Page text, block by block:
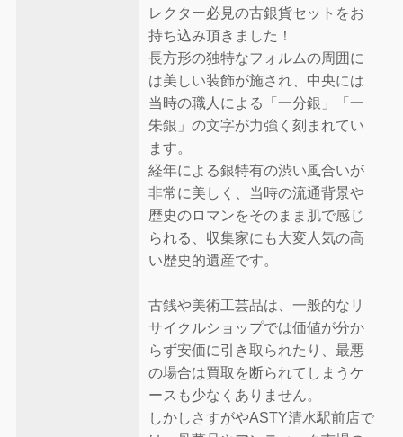
レクター必見の古銀貨セットをお
持ち込み頂きました！
長方形の独特なフォルムの周囲に
は美しい装飾が施され、中央には
当時の職人による「一分銀」「一
朱銀」の文字が力強く刻まれてい
ます。
経年による銀特有の渋い風合いが
非常に美しく、当時の流通背景や
歴史のロマンをそのまま肌で感じ
られる、収集家にも大変人気の高
い歴史的遺産です。
古銭や美術工芸品は、一般的なリ
サイクルショップでは価値が分か
らず安価に引き取られたり、最悪
の場合は買取を断られてしまうケ
ースも少なくありません。
しかしさすがやASTY清水駅前店で